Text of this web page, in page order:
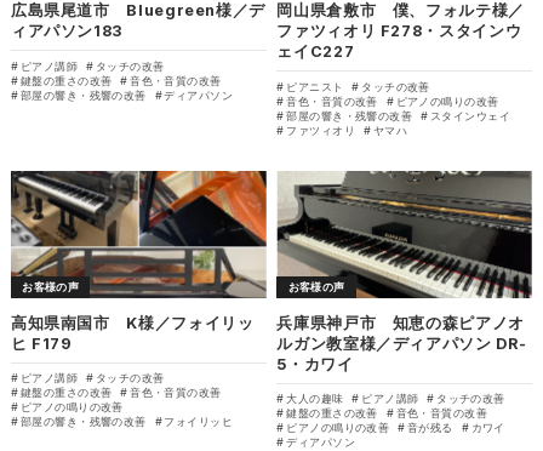
広島県尾道市 Bluegreen様／デ
ィアパソン183
ピアノ講師
タッチの改善
鍵盤の重さの改善
音色・音質の改善
部屋の響き・残響の改善
ディアパソン
岡山県倉敷市 僕、フォルテ様／
ファツィオリ F278・スタインウ
ェイC227
ピアニスト
タッチの改善
音色・音質の改善
ピアノの鳴りの改善
部屋の響き・残響の改善
スタインウェイ
ファツィオリ
ヤマハ
お客様の声
高知県南国市 K様／フォイリッ
ヒ F179
ピアノ講師
タッチの改善
鍵盤の重さの改善
音色・音質の改善
ピアノの鳴りの改善
部屋の響き・残響の改善
フォイリッヒ
お客様の声
兵庫県神戸市 知恵の森ピアノオ
ルガン教室様／ディアパソン DR-
5・カワイ
大人の趣味 ピアノ講師
タッチの改善
鍵盤の重さの改善
音色・音質の改善
ピアノの鳴りの改善
音が残る
カワイ
ディアパソン